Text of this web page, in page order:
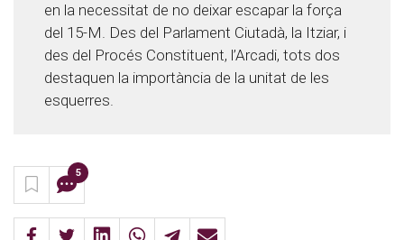
en la necessitat de no deixar escapar la força
del 15-M. Des del Parlament Ciutadà, la Itziar, i
des del Procés Constituent, l’Arcadi, tots dos
destaquen la importància de la unitat de les
esquerres.
5